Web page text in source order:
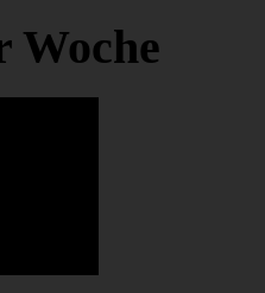
Woche